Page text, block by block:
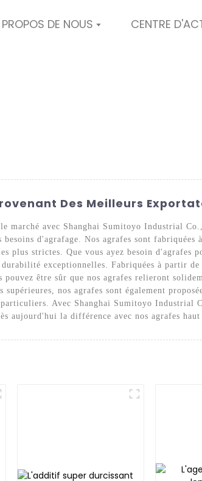
DE NOUS CENTRE
Des Meilleurs
le marché avec Shanghai Sumitoyo Industrial
d'agrafage. Nos agrafes sont
plus strictes. Que vous ayez besoin d'agrafes
exceptionnelles. Fabriquées à partir de
être sûr que nos agrafes relieront
supérieures, nos agrafes sont également
Avec Shanghai Sumitoyo Industrial
aujourd'hui la différence avec nos agrafes haut